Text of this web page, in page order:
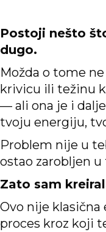
Postoji nešto
dugo.
Možda o tome
krivicu ili težinu
— ali ona je i
tvoju energiju,
Problem nije u
ostao zarobljen
Zato sam
Ovo nije klasična
proces kroz koji